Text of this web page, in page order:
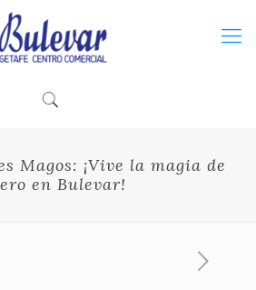
Magos: ¡Vive la magia de
en Bulevar!